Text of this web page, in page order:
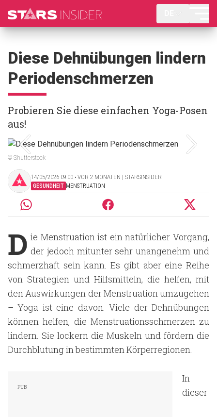
Diese Dehnübungen lindern
Periodenschmerzen
Probieren Sie diese einfachen Yoga-Posen
aus!
© Shutterstock
14/05/2026 09:00 ‧ VOR 2 MONATEN | STARSINSIDER
GESUNDHEIT MENSTRUATION
D ie Menstruation ist ein natürlicher Vorgang,
der jedoch mitunter sehr unangenehm und
schmerzhaft sein kann. Es gibt aber eine Reihe
von Strategien und Hilfsmitteln, die helfen, mit
den Auswirkungen der Menstruation umzugehen
– Yoga ist eine davon. Viele der Dehnübungen
können helfen, die Menstruationsschmerzen zu
lindern. Sie lockern die Muskeln und fördern die
Durchblutung in bestimmten Körperregionen.
In
dieser